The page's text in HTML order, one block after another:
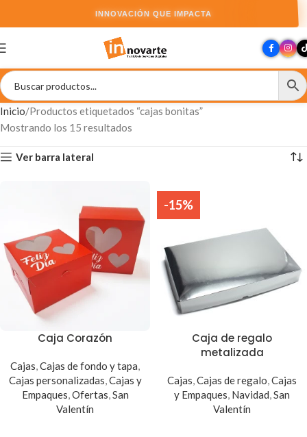
INNOVACIÓN QUE IMPACTA
Inicio Productos etiquetados “cajas bonitas”
Mostrando los 15 resultados
Ver barra lateral
Caja Corazón
Cajas,Cajas de fondo y tapa,
Cajas personalizadas,Cajas y
Empaques,Ofertas,San
Valentín
-15%
Caja de regalo
metalizada
Cajas,Cajas de regalo,Cajas
y Empaques, Navidad,San
Valentín